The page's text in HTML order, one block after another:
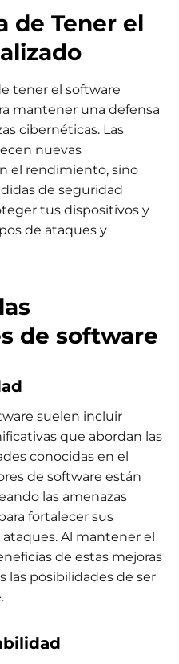
de Tener el
tener el software
mantener una defensa
cibernéticas. Las
nuevas
el rendimiento, sino
de seguridad
tus dispositivos y
de ataques y
de software
suelen incluir
que abordan las
conocidas en el
de software están
las amenazas
fortalecer sus
Al mantener el
de estas mejoras
las posibilidades de ser